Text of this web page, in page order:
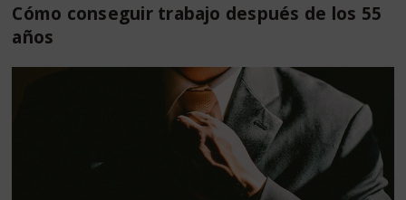
Cómo conseguir trabajo después de los 55
años